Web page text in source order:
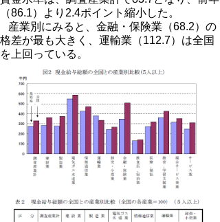
（86.1）より2.4ポイント縮小した。
産業別にみると、金融・保険業（68.2）の
格差が最も大きく、運輸業（112.7）は全国
を上回っている。